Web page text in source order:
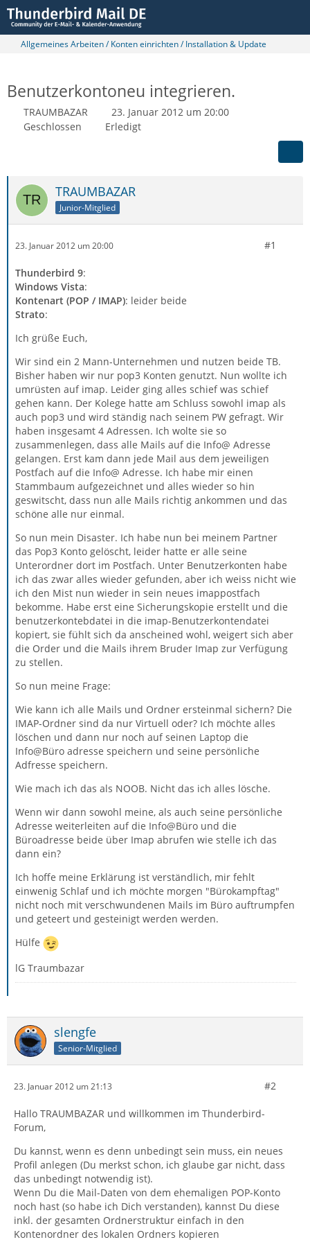
Allgemeines Arbeiten / Konten einrichten / Installation & Update
Benutzerkontoneu integrieren.
TRAUMBAZAR
23. Januar 2012 um 20:00
Geschlossen
Erledigt
TRAUMBAZAR
Junior-Mitglied
23. Januar 2012 um 20:00 #1
Thunderbird 9:
Windows Vista:
Kontenart (POP / IMAP): leider beide
Strato:
Ich grüße Euch,
Wir sind ein 2 Mann-Unternehmen und nutzen beide TB.
Bisher haben wir nur pop3 Konten genutzt. Nun wollte ich
umrüsten auf imap. Leider ging alles schief was schief
gehen kann. Der Kolege hatte am Schluss sowohl imap als
auch pop3 und wird ständig nach seinem PW gefragt. Wir
haben insgesamt 4 Adressen. Ich wolte sie so
zusammenlegen, dass alle Mails auf die Info@ Adresse
gelangen. Erst kam dann jede Mail aus dem jeweiligen
Postfach auf die Info@ Adresse. Ich habe mir einen
Stammbaum aufgezeichnet und alles wieder so hin
geswitscht, dass nun alle Mails richtig ankommen und das
schöne alle nur einmal.
So nun mein Disaster. Ich habe nun bei meinem Partner
das Pop3 Konto gelöscht, leider hatte er alle seine
Unterordner dort im Postfach. Unter Benutzerkonten habe
ich das zwar alles wieder gefunden, aber ich weiss nicht wie
ich den Mist nun wieder in sein neues imappostfach
bekomme. Habe erst eine Sicherungskopie erstellt und die
benutzerkontebdatei in die imap-Benutzerkontendatei
kopiert, sie fühlt sich da anscheined wohl, weigert sich aber
die Order und die Mails ihrem Bruder Imap zur Verfügung
zu stellen.
So nun meine Frage:
Wie kann ich alle Mails und Ordner ersteinmal sichern? Die
IMAP-Ordner sind da nur Virtuell oder? Ich möchte alles
löschen und dann nur noch auf seinen Laptop die
Info@Büro adresse speichern und seine persönliche
Adfresse speichern.
Wie mach ich das als NOOB. Nicht das ich alles lösche.
Wenn wir dann sowohl meine, als auch seine persönliche
Adresse weiterleiten auf die Info@Büro und die
Büroadresse beide über Imap abrufen wie stelle ich das
dann ein?
Ich hoffe meine Erklärung ist verständlich, mir fehlt
einwenig Schlaf und ich möchte morgen "Bürokampftag"
nicht noch mit verschwundenen Mails im Büro auftrumpfen
und geteert und gesteinigt werden werden.
Hülfe
lG Traumbazar
slengfe
Senior-Mitglied
23. Januar 2012 um 21:13 #2
Hallo TRAUMBAZAR und willkommen im Thunderbird-
Forum,
Du kannst, wenn es denn unbedingt sein muss, ein neues
Profil anlegen (Du merkst schon, ich glaube gar nicht, dass
das unbedingt notwendig ist).
Wenn Du die Mail-Daten von dem ehemaligen POP-Konto
noch hast (so habe ich Dich verstanden), kannst Du diese
inkl. der gesamten Ordnerstruktur einfach in den
Kontenordner des lokalen Ordners kopieren